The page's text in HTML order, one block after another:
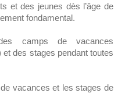
et des jeunes dès l’âge de
fondamental.
camps de vacances
et des stages pendant toutes
vacances et les stages de